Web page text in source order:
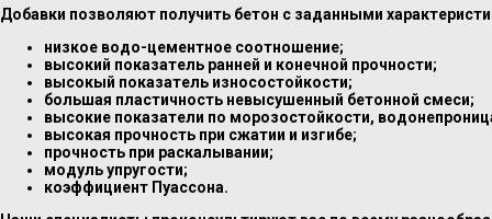
Добавки позволяют получить бетон с заданными
низкое водо-цементное соотношение;
высокий показатель ранней и конечной прочности;
высокый показатель износостойкости;
большая пластичность невысушенный бетонной смеси;
высокие показатели по морозостойкости,
высокая прочность при сжатии и изгибе;
прочность при раскалывании;
модуль упругости;
коэффициент Пуассона.